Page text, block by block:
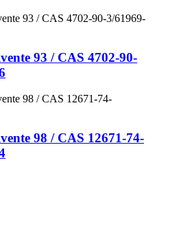
93 / CAS 4702-90-
98 / CAS 12671-74-